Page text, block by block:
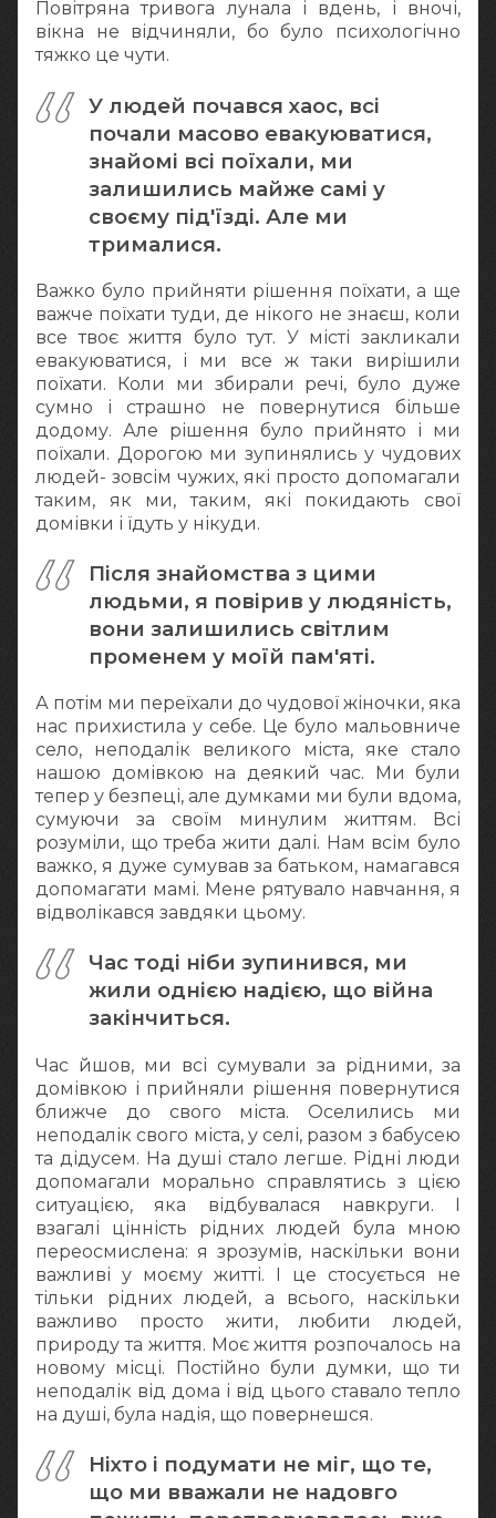
Повітряна тривога лунала і вдень, і вночі,
вікна не відчиняли, бо було психологічно
тяжко це чути.
У людей почався хаос, всі
почали масово евакуюватися,
знайомі всі поїхали, ми
залишились майже самі у
своєму під'їзді. Але ми
трималися.
Важко було прийняти рішення поїхати, а ще
важче поїхати туди, де нікого не знаєш, коли
все твоє життя було тут. У місті закликали
евакуюватися, і ми все ж таки вирішили
поїхати. Коли ми збирали речі, було дуже
сумно і страшно не повернутися більше
додому. Але рішення було прийнято і ми
поїхали. Дорогою ми зупинялись у чудових
людей- зовсім чужих, які просто допомагали
таким, як ми, таким, які покидають свої
домівки і їдуть у нікуди.
Після знайомства з цими
людьми, я повірив у людяність,
вони залишились світлим
променем у моїй пам'яті.
А потім ми переїхали до чудової жіночки, яка
нас прихистила у себе. Це було мальовниче
село, неподалік великого міста, яке стало
нашою домівкою на деякий час. Ми були
тепер у безпеці, але думками ми були вдома,
сумуючи за своїм минулим життям. Всі
розуміли, що треба жити далі. Нам всім було
важко, я дуже сумував за батьком, намагався
допомагати мамі. Мене рятувало навчання, я
відволікався завдяки цьому.
Час тоді ніби зупинився, ми
жили однією надією, що війна
закінчиться.
Час йшов, ми всі сумували за рідними, за
домівкою і прийняли рішення повернутися
ближче до свого міста. Оселились ми
неподалік свого міста, у селі, разом з бабусею
та дідусем. На душі стало легше. Рідні люди
допомагали морально справлятись з цією
ситуацією, яка відбувалася навкруги. І
взагалі цінність рідних людей була мною
переосмислена: я зрозумів, наскільки вони
важливі у моєму житті. І це стосується не
тільки рідних людей, а всього, наскільки
важливо просто жити, любити людей,
природу та життя. Моє життя розпочалось на
новому місці. Постійно були думки, що ти
неподалік від дома і від цього ставало тепло
на душі, була надія, що повернешся.
Ніхто і подумати не міг, що те,
що ми вважали не надовго